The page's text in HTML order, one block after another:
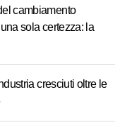
cambiamento
sola certezza: la
cresciuti oltre le